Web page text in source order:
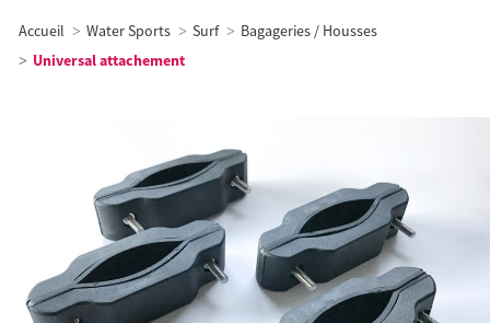
Accueil Water Sports Surf
Bagageries / Housses
Universal attachement